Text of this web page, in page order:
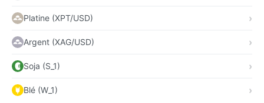
Platine (XPT/USD)
Argent (XAG/USD)
Soja (S_1)
Blé (W_1)